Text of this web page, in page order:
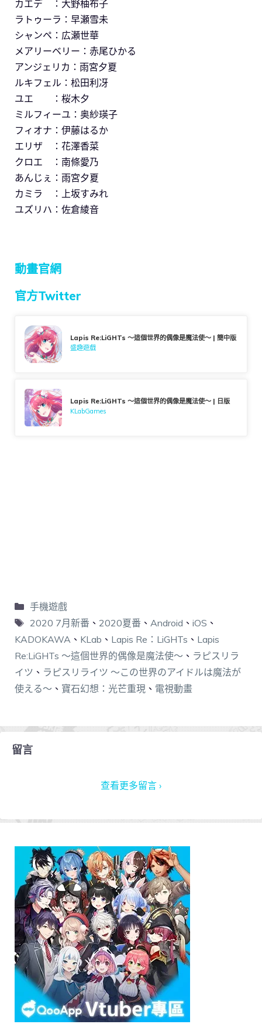
カエデ ：大野柚布子
ラトゥーラ：早瀬雪未
シャンペ：広瀬世華
メアリーベリー：赤尾ひかる
アンジェリカ：雨宮夕夏
ルキフェル：松田利冴
ユエ ：桜木夕
ミルフィーユ：奥紗瑛子
フィオナ：伊藤はるか
エリザ ：花澤香菜
クロエ ：南條愛乃
あんじぇ：雨宮夕夏
カミラ ：上坂すみれ
ユズリハ：佐倉綾音
動畫官網
官方Twitter
Lapis Re:LiGHTs ～這個世界的偶像是魔法使～ | 簡中版
盛趣遊戲
Lapis Re:LiGHTs ～這個世界的偶像是魔法使～ | 日版
KLabGames
手機遊戲
2020 7月新番 、 2020夏番 、 Android 、 iOS 、
KADOKAWA 、 KLab 、 Lapis Re：LiGHTs 、 Lapis
Re:LiGHTs ～這個世界的偶像是魔法使～ 、 ラピスリラ
イツ 、 ラピスリライツ ～この世界のアイドルは魔法が
使える～ 、 寶石幻想：光芒重現 、 電視動畫
留言
查看更多留言 ›